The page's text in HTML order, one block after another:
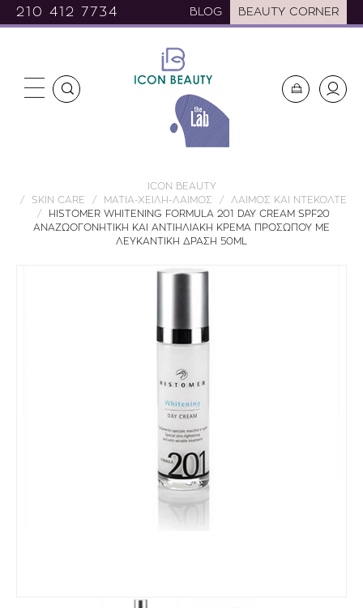
210 412 7734 BLOG BEAUTY CORNER
ICON BEAUTY
SKIN CARE
ΜΑΤΙΑ-ΧΕΙΛΗ-ΛΑΙΜΟΣ
ΛΑΙΜΟΣ ΚΑΙ ΝΤΕΚΟΛΤΕ
HISTOMER WHITENING FORMULA 201 DAY CREAM SPF20
ΑΝΑΖΩΟΓΟΝΗΤΙΚΗ ΚΑΙ ΑΝΤΙΗΛΙΑΚΗ ΚΡΕΜΑ ΠΡΟΣΩΠΟΥ ΜΕ
ΛΕΥΚΑΝΤΙΚΗ ΔΡΑΣΗ 50ML